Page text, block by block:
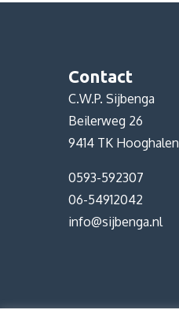
Contact
C.W.P. Sijbenga
Beilerweg 26
9414 TK Hooghalen
0593-592307
06-54912042
info@sijbenga.nl